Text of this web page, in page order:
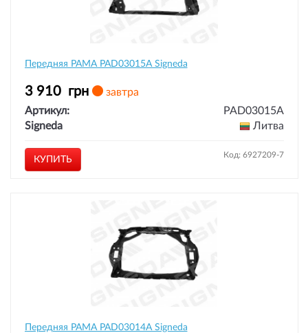
Передняя РАМА PAD03015A Signeda
3 910 грн
завтра
Артикул:
PAD03015A
Signeda
Литва
КУПИТЬ Код: 6927209-7
Передняя РАМА PAD03014A Signeda